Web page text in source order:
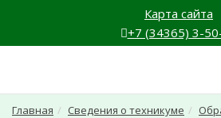
Карта сайта
+7 (34365) 3-
Главная Сведения о техникуме